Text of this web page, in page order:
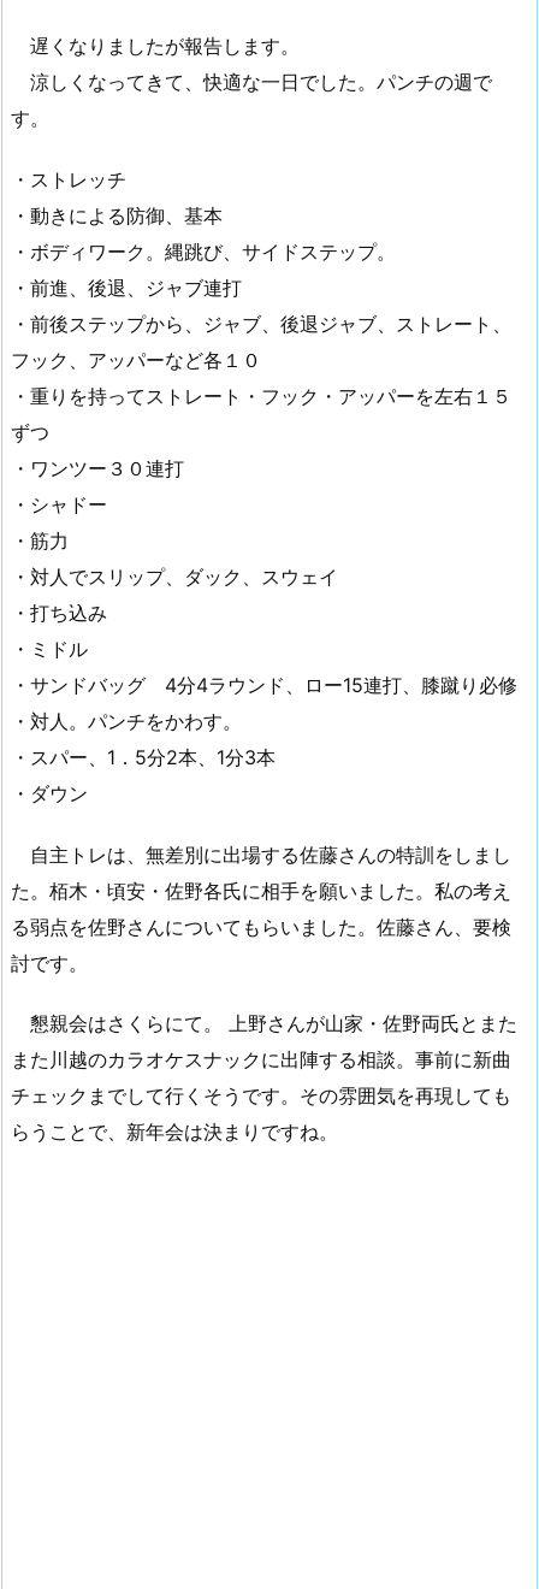
遅くなりましたが報告します。
涼しくなってきて、快適な一日でした。パンチの週で
す。
・ストレッチ
・動きによる防御、基本
・ボディワーク。縄跳び、サイドステップ。
・前進、後退、ジャブ連打
・前後ステップから、ジャブ、後退ジャブ、ストレート、
フック、アッパーなど各１０
・重りを持ってストレート・フック・アッパーを左右１５
ずつ
・ワンツー３０連打
・シャドー
・筋力
・対人でスリップ、ダック、スウェイ
・打ち込み
・ミドル
・サンドバッグ 4分4ラウンド、ロー15連打、膝蹴り必修
・対人。パンチをかわす。
・スパー、1．5分2本、1分3本
・ダウン
自主トレは、無差別に出場する佐藤さんの特訓をしまし
た。栢木・頃安・佐野各氏に相手を願いました。私の考え
る弱点を佐野さんについてもらいました。佐藤さん、要検
討です。
懇親会はさくらにて。 上野さんが山家・佐野両氏とまた
また川越のカラオケスナックに出陣する相談。事前に新曲
チェックまでして行くそうです。その雰囲気を再現しても
らうことで、新年会は決まりですね。